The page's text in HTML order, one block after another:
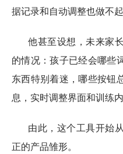
据记录和自动调整也做不起
他甚至设想，未来家
的情况：孩子已经会哪些
东西特别着迷，哪些按钮
息，实时调整界面和训练内
由此，这个工具开始
正的产品雏形。